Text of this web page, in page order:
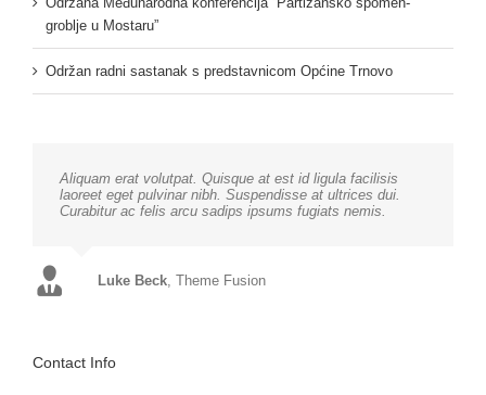
groblje u Mostaru”
Održan radni sastanak s predstavnicom Općine Trnovo
Aliquam erat volutpat. Quisque at est id ligula facilisis
laoreet eget pulvinar nibh. Suspendisse at ultrices dui.
Curabitur ac felis arcu sadips ipsums fugiats nemis.
Luke Beck Theme Fusion
Contact Info